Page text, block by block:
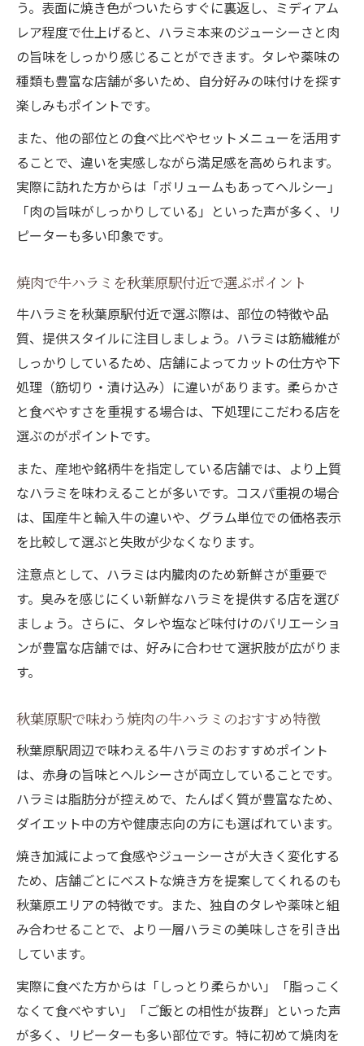
う。表面に焼き色がついたらすぐに裏返し、ミディアム
レア程度で仕上げると、ハラミ本来のジューシーさと肉
の旨味をしっかり感じることができます。タレや薬味の
種類も豊富な店舗が多いため、自分好みの味付けを探す
楽しみもポイントです。
また、他の部位との食べ比べやセットメニューを活用す
ることで、違いを実感しながら満足感を高められます。
実際に訪れた方からは「ボリュームもあってヘルシー」
「肉の旨味がしっかりしている」といった声が多く、リ
ピーターも多い印象です。
焼肉で牛ハラミを秋葉原駅付近で選ぶポイント
牛ハラミを秋葉原駅付近で選ぶ際は、部位の特徴や品
質、提供スタイルに注目しましょう。ハラミは筋繊維が
しっかりしているため、店舗によってカットの仕方や下
処理（筋切り・漬け込み）に違いがあります。柔らかさ
と食べやすさを重視する場合は、下処理にこだわる店を
選ぶのがポイントです。
また、産地や銘柄牛を指定している店舗では、より上質
なハラミを味わえることが多いです。コスパ重視の場合
は、国産牛と輸入牛の違いや、グラム単位での価格表示
を比較して選ぶと失敗が少なくなります。
注意点として、ハラミは内臓肉のため新鮮さが重要で
す。臭みを感じにくい新鮮なハラミを提供する店を選び
ましょう。さらに、タレや塩など味付けのバリエーショ
ンが豊富な店舗では、好みに合わせて選択肢が広がりま
す。
秋葉原駅で味わう焼肉の牛ハラミのおすすめ特徴
秋葉原駅周辺で味わえる牛ハラミのおすすめポイント
は、赤身の旨味とヘルシーさが両立していることです。
ハラミは脂肪分が控えめで、たんぱく質が豊富なため、
ダイエット中の方や健康志向の方にも選ばれています。
焼き加減によって食感やジューシーさが大きく変化する
ため、店舗ごとにベストな焼き方を提案してくれるのも
秋葉原エリアの特徴です。また、独自のタレや薬味と組
み合わせることで、より一層ハラミの美味しさを引き出
しています。
実際に食べた方からは「しっとり柔らかい」「脂っこく
なくて食べやすい」「ご飯との相性が抜群」といった声
が多く、リピーターも多い部位です。特に初めて焼肉を